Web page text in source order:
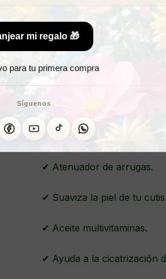
mi regalo 🎁
para tu primera compra
Síguenos
El aceite cicatrizante
prensado en frío para
Su alto contenido en
convierten en un aliado
y estrías. Su textura ligera
la piel suave, hidratada y
✔ Atenuador de arrugas.
✔ Suaviza la piel de tu cutis.
✔ Aceite multivitaminas.
✔ Ayuda a la cicatrización